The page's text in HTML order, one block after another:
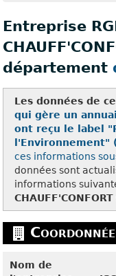
Entreprise
département
Les données de
qui gère un
ont reçu le label
l'Environnement"
ces informations
données sont
informations
CHAUFF'CONFORT
Nom de